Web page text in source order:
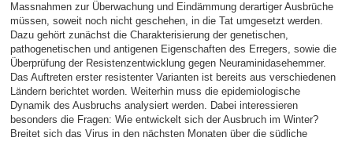
Massnahmen zur Überwachung und Eindämmung derartiger Ausbrüche
müssen, soweit noch nicht geschehen, in die Tat umgesetzt werden.
Dazu gehört zunächst die Charakterisierung der genetischen,
pathogenetischen und antigenen Eigenschaften des Erregers, sowie die
Überprüfung der Resistenzentwicklung gegen Neuraminidasehemmer.
Das Auftreten erster resistenter Varianten ist bereits aus verschiedenen
Ländern berichtet worden. Weiterhin muss die epidemiologische
Dynamik des Ausbruchs analysiert werden. Dabei interessieren
besonders die Fragen: Wie entwickelt sich der Ausbruch im Winter?
Breitet sich das Virus in den nächsten Monaten über die südliche